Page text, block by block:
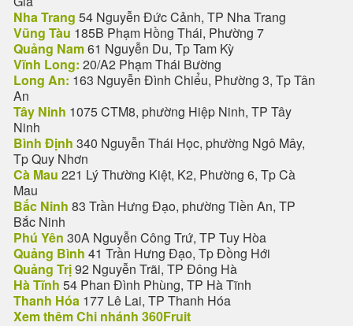
Nha Trang 54 Nguyễn Đức Cảnh, TP Nha Trang
Vũng Tàu 185B Phạm Hồng Thái, Phường 7
Quảng Nam61 Nguyễn Du, Tp Tam Kỳ
Vĩnh Long: 20/A2 Phạm Thái Bường
Long An: 163 Nguyễn Đình Chiểu, Phường 3, Tp Tân
An
Tây Ninh 1075 CTM8, phường Hiệp Ninh, TP Tây
Ninh
Bình Định 340 Nguyễn Thái Học, phường Ngô Mây,
Tp Quy Nhơn
Cà Mau 221 Lý Thường Kiệt, K2, Phường 6, Tp Cà
Mau
Bắc Ninh 83 Trần Hưng Đạo, phường Tiền An, TP
Bắc Ninh
Phú Yên 30A Nguyễn Công Trứ, TP Tuy Hòa
Quảng Bình 41 Trần Hưng Đạo, Tp Đồng Hới
Quảng Trị92 Nguyễn Trãi, TP Đông Hà
Hà Tĩnh 54 Phan Đình Phùng, TP Hà Tĩnh
Thanh Hóa 177 Lê Lai, TP Thanh Hóa
Xem thêm Chi nhánh 360Fruit